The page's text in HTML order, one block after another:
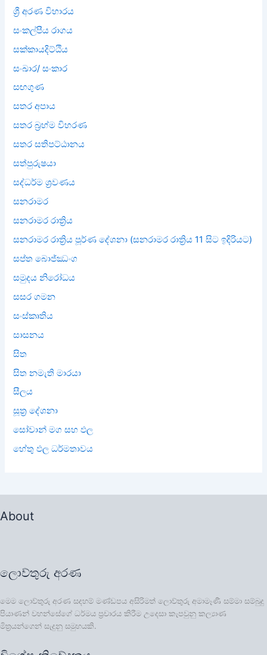
ශ්‍රී අරණ විහාරය
සංකල්පීය රාගය
සක්කායදිට්ඨිය
සංඛාර/ සංකාර
සඟගුණ
සතර අපාය
සතර බ්‍රහ්ම විහරණ
සතර සතිපට්ඨානය
සත්පුරුෂයා
සද්ධර්ම ශ්‍රවණය
සනරාමර
සනරාමර රාත්‍රිය
සනරාමර රාත්‍රිය පූර්ණ දේශනා (සනරාමර රාත්‍රිය 11 සිට ඉදිරියට)
සප්ත බොජ්ඣංග
සමුදය නිරෝධය
සසර ගමන
සංස්කෘතිය
සාසනය
සිත
සිත නමැති මාරයා
සීලය
සූත්‍ර දේශනා
සෝවාන් මග සහ ඵල
හේතු ඵල ධර්මතාවය
About
ලොව්තුරු අරණ
මෙම ලොව්තුරු අරණ සදහම් මණ්ඩපය අසිරිමත් ලොව්තුරු අමාමෑණී සම්මා සම්බුදු
පියාණන් වහන්සේගේ ධර්මය ප්‍රචාරය කිරීම උදෙසා කැපවුනු කල්‍යාණ
මිත්‍රයන්ගෙන් සැදුනු සමුහයකි.